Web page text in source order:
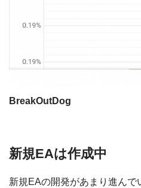
BreakOutDog
新規EAは作成中
新規EAの開発があまり進ん